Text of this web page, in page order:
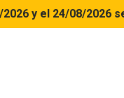
y el 24/08/2026